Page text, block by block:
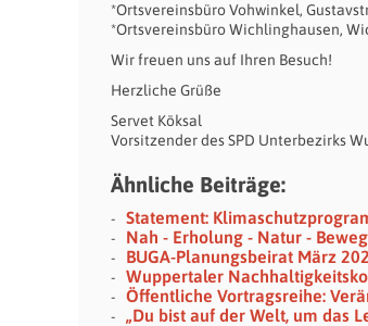
*Ortsvereinsbüro Vohwinkel,
*Ortsvereinsbüro Wichlinghausen,
Wir freuen uns auf Ihren Besuch!
Herzliche Grüße
Servet Köksal
Vorsitzender des SPD Unterbezirks
Ähnliche Beiträge:
Statement:
Nah - Erholung - Natur -
BUGA-Planungsbeirat März
Wuppertaler
Öffentliche Vortragsreihe:
„Du bist auf der Welt, um das